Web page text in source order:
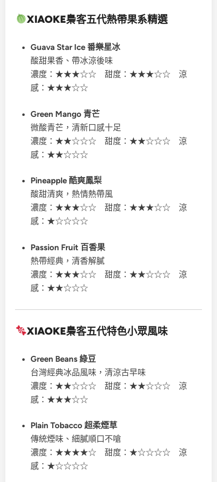
XIAOKE梟客五代熱帶果系精選
Guava Star Ice 番樂星冰
酸甜果香、帶冰涼後味
濃度：★★★☆☆ 甜度：★★★☆☆ 涼
感：★★★☆☆
Green Mango 青芒
微酸青芒，清新口感十足
濃度：★★☆☆☆ 甜度：★★☆☆☆ 涼
感：★★☆☆☆
Pineapple 酷爽鳳梨
酸甜清爽，熱情熱帶風
濃度：★★★☆☆ 甜度：★★★☆☆ 涼
感：★☆☆☆☆
Passion Fruit 百香果
熱帶經典，清香解膩
濃度：★★★☆☆ 甜度：★★☆☆☆ 涼
感：★★☆☆☆
XIAOKE梟客五代特色小眾風味
Green Beans 綠豆
台灣經典冰品風味，清涼古早味
濃度：★★☆☆☆ 甜度：★★☆☆☆ 涼
感：★★★☆☆
Plain Tobacco 超柔煙草
傳統煙味、細膩順口不嗆
濃度：★★★★☆ 甜度：★☆☆☆☆ 涼
感：★☆☆☆☆